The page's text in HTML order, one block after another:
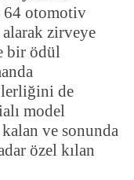
64 otomotiv
zirveye
bir ödül
de
model
ve sonunda
özel kılan